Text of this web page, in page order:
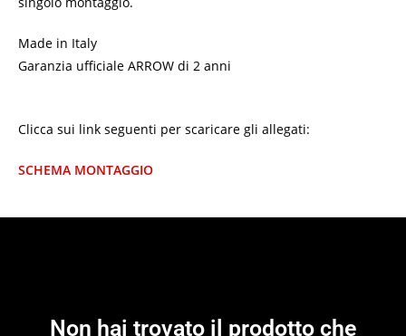
Made in Italy
Garanzia ufficiale ARROW di 2 anni
Clicca sui link seguenti per scaricare gli allegati:
SCHEMA MONTAGGIO
Non hai trovato il prodotto che